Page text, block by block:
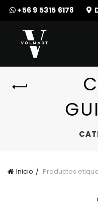
+56 9 5315 6178
Inicio Productos